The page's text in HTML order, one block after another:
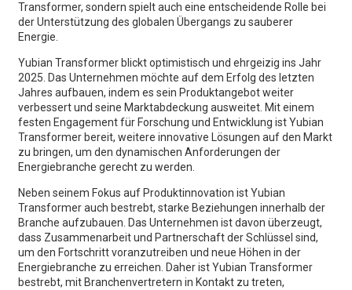
Transformer, sondern spielt auch eine entscheidende Rolle bei
der Unterstützung des globalen Übergangs zu sauberer
Energie.
Yubian Transformer blickt optimistisch und ehrgeizig ins Jahr
2025. Das Unternehmen möchte auf dem Erfolg des letzten
Jahres aufbauen, indem es sein Produktangebot weiter
verbessert und seine Marktabdeckung ausweitet. Mit einem
festen Engagement für Forschung und Entwicklung ist Yubian
Transformer bereit, weitere innovative Lösungen auf den Markt
zu bringen, um den dynamischen Anforderungen der
Energiebranche gerecht zu werden.
Neben seinem Fokus auf Produktinnovation ist Yubian
Transformer auch bestrebt, starke Beziehungen innerhalb der
Branche aufzubauen. Das Unternehmen ist davon überzeugt,
dass Zusammenarbeit und Partnerschaft der Schlüssel sind,
um den Fortschritt voranzutreiben und neue Höhen in der
Energiebranche zu erreichen. Daher ist Yubian Transformer
bestrebt, mit Branchenvertretern in Kontakt zu treten,